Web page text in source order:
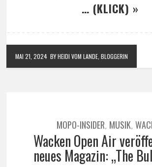
… (KLICK) »
MAI 21, 2024 BY HEIDI VOM LANDE, BLOGGERIN
MOPO-INSIDER, MUSIK,
Wacken Open Air
neues Magazin: „The